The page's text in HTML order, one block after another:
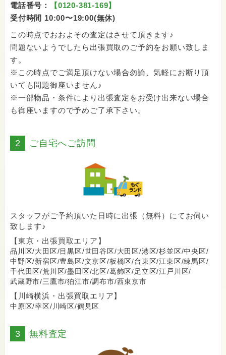
電話番号：
【0120-381-169】
受付時間 10:00〜19:00(無休)
この時点でおおよその査定はさせて頂きます♪
問題ないようでしたら出張買取のご予約をお願い致しま
す。
※この時点でご満足頂けない場合勿論、気軽にお断り頂
いても問題御座いません♪
※一部物品・条件により出張査定をお受け出来ない場合
も御座いますので予めご了承下さい。
2 ご自宅へご訪問
スタッフがご予約頂いた日時に出張（無料）にてお伺い
致します♪
【東京・出張買取エリア】
品川区/大田区/目黒区/世田谷区/大田区/港区/杉並区/中央区/
中野区/新宿区/豊島区/文京区/板橋区/台東区/江東区/練馬区/
千代田区/荒川区/墨田区/北区/葛飾区/足立区/江戸川区/
武蔵野市/三鷹市/狛江市/調布市/西東京市
【川崎横浜・出張買取エリア】
中原区/幸区/ 川崎区/鶴見区
3 無料査定